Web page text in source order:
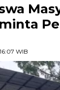
WIB